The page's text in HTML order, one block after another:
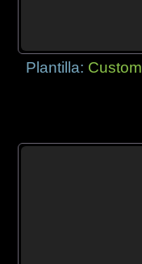
Plantilla: Custom